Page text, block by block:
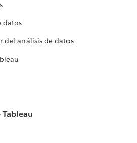
datos
del análisis de datos